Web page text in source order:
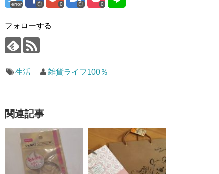
error 0 0
フォローする
生活 雑貨ライフ100％
関連記事